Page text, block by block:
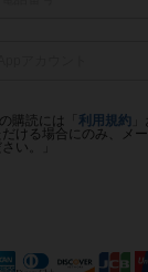
購読には「 利用規約
ける場合にのみ、メ
い。」